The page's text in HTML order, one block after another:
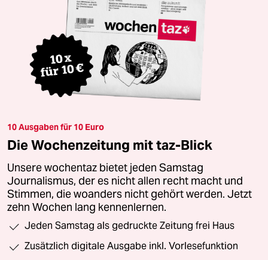
10 Ausgaben für 10 Euro
Die Wochenzeitung mit taz-Blick
Unsere wochentaz bietet jeden Samstag
Journalismus, der es nicht allen recht macht und
Stimmen, die woanders nicht gehört werden. Jetzt
zehn Wochen lang kennenlernen.
Jeden Samstag als gedruckte Zeitung frei Haus
Zusätzlich digitale Ausgabe inkl. Vorlesefunktion